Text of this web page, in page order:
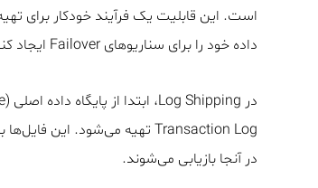
است. این قابلیت یک فرآیند خودکار برای
داده خود را برای سناریوهای Failover ایجاد کنید.
در آنجا بازیابی می‌شوند.